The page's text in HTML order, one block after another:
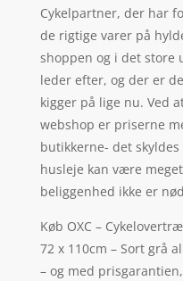
Cykelpartner, der har
de rigtige varer på
shoppen og i det store
leder efter, og der er
kigger på lige nu. Ved
webshop er priserne
butikkerne- det
husleje kan være
beliggenhed ikke er
Køb OXC –
72 x 110cm – Sort grå
– og med